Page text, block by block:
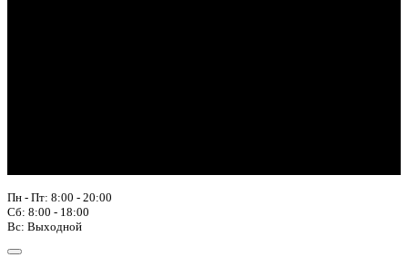
Пн - Пт: 8:00 - 20:00
Сб: 8:00 - 18:00
Вс: Выходной